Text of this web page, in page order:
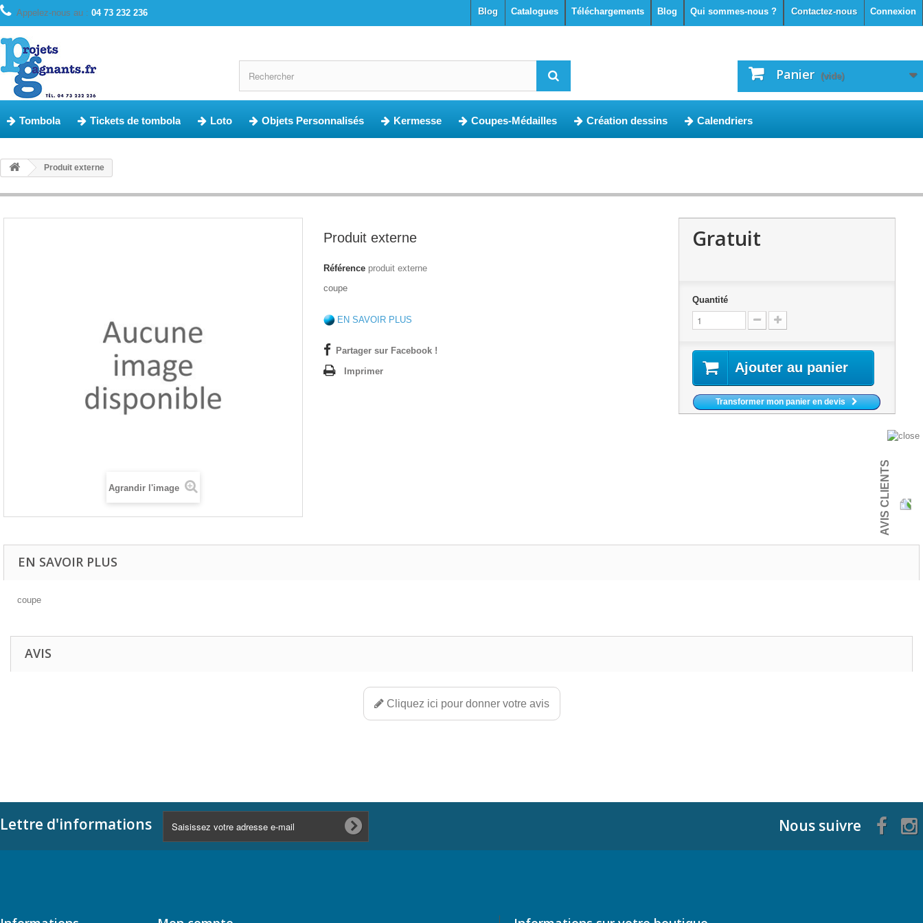
Connexion
Contactez-nous
Appelez-nous au : 04 73 232 236 Qui sommes-nous ?
Blog
Téléchargements
Catalogues
blog
Panier (vide)
Tombola Tickets de tombola Loto Objets Personnalisés Kermesse Coupes-Médailles Création dessins Calendriers
Produit externe
Agrandir l'image
Produit externe
Référence produit externe
coupe
EN SAVOIR PLUS
Partager sur Facebook !
Imprimer
Gratuit
Quantité
Ajouter au panier
Transformer mon panier en devis
EN SAVOIR PLUS
coupe
AVIS
Cliquez ici pour donner votre avis
Lettre d'informations Nous suivre
AVIS CLIENTS